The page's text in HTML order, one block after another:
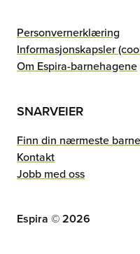
Personvernerklæring
Informasjonskapsler
Om Espira-barnehagene
SNARVEIER
Finn din nærmeste
Kontakt
Jobb med oss
Espira ©2026